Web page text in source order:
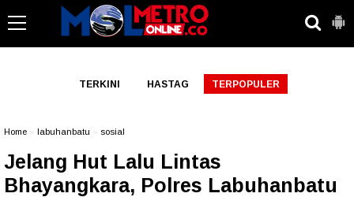
TERKINI HASTAG TERPOPULER
Home labuhanbatu sosial
Jelang Hut Lalu Lintas
Bhayangkara, Polres Labuhanbatu